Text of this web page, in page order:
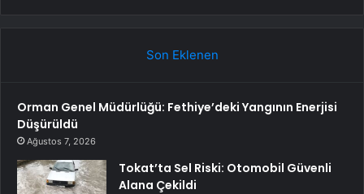
Son Eklenen
Orman Genel Müdürlüğü: Fethiye’deki Yangının Enerjisi
Düşürüldü
Ağustos 7, 2026
Tokat’ta Sel Riski: Otomobil Güvenli
Alana Çekildi